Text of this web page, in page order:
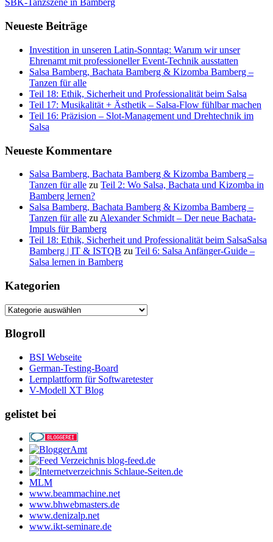
SBK-Tanzszene in Bamberg
Neueste Beiträge
Investition in unseren Latin-Sonntag: Warum wir unser
Ehrenamt mit professioneller Event-Technik ausstatten
Salsa Bamberg, Bachata Bamberg & Kizomba Bamberg –
Tanzen für alle
Teil 18: Ethik, Sicherheit und Professionalität beim Salsa
Teil 17: Musikalität + Ästhetik – Salsa-Flow fühlbar machen
Teil 16: Präzision – Slot-Management und Drehtechnik im
Salsa
Neueste Kommentare
Salsa Bamberg, Bachata Bamberg & Kizomba Bamberg –
Tanzen für alle zu Teil 2: Wo Salsa, Bachata und Kizomba in
Bamberg lernen?
Salsa Bamberg, Bachata Bamberg & Kizomba Bamberg –
Tanzen für alle zu Alexander Schmidt – Der neue Bachata-
Impuls für Bamberg
Teil 18: Ethik, Sicherheit und Professionalität beim SalsaSalsa
Bamberg | IT & ISTQB zu Teil 6: Salsa Anfänger-Guide –
Salsa lernen in Bamberg
Kategorien
Kategorien
Blogroll
BSI Webseite
German-Testing-Board
Lernplattform für Softwaretester
V-Modell XT Blog
gelistet bei
MLM
www.beammachine.net
www.bhwebmasters.de
www.denizalp.net
www.ikt-seminare.de